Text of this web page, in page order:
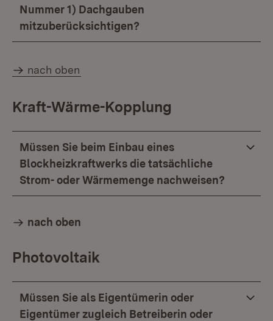
Nummer 1) Dachgauben
mitzuberücksichtigen?
nach oben
Kraft-Wärme-Kopplung
Müssen Sie beim Einbau eines
Blockheizkraftwerks die tatsächliche
Strom- oder Wärmemenge nachweisen?
nach oben
Photovoltaik
Müssen Sie als Eigentümerin oder
Eigentümer zugleich Betreiberin oder